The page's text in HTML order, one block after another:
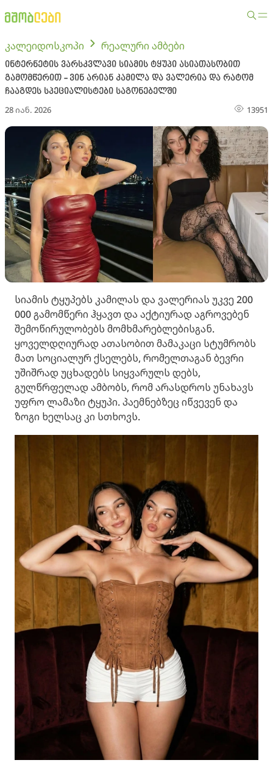
კალეიდოსკოპი რეალური ამბები
ინტერნეტის ვარსკვლავი სიამის ტყუპი ასიათასობით
გამომწერით - ვინ არიან კამილა და ვალერია და რატომ
ჩააგდეს სპეციალისტები საგონებელში
28 იან. 2026 13951
სიამის ტყუპებს კამილას და ვალერიას უკვე 200
000 გამომწერი ჰყავთ და აქტიურად აგროვებენ
შემოწირულობებს მომხმარებლებისგან.
ყოველდღიურად ათასობით მამაკაცი სტუმრობს
მათ სოციალურ ქსელებს, რომელთაგან ბევრი
უშიშრად უცხადებს სიყვარულს დებს,
გულწრფელად ამბობს, რომ არასდროს უნახავს
უფრო ლამაზი ტყუპი. პაემნებზეც იწვევენ და
ზოგი ხელსაც კი სთხოვს.